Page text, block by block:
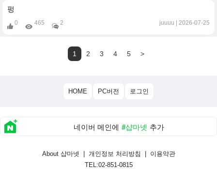
펑
0 465 2 juuuu 2026-07-25
1 2 3 4 5 >
HOME PC버전 로그인
네이버 메인에 #샵마넷 추가
About 샵마넷 개인정보 처리방침
이용약관
TEL:02-851-0815